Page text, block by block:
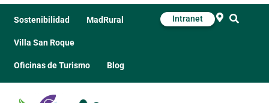
Sostenibilidad MadRural
Villa San Roque
Oficinas de Turismo Blog
Intranet